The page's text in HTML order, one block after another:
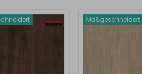
Maßgeschneidert